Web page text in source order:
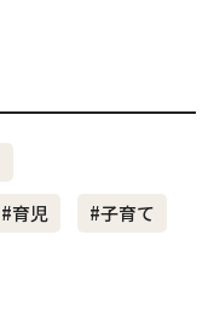
#育児
#子育て